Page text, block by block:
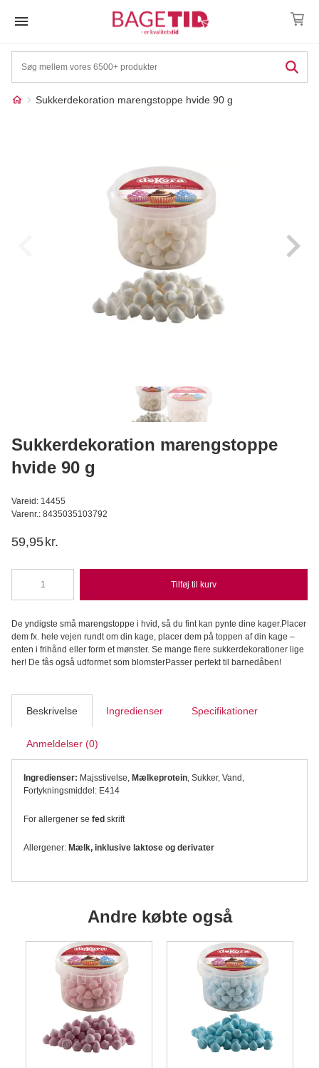
Sukkerdekoration marengstoppe hvide 90 g
Læg i kurv
Sukkerdekoration marengstoppe
hvide 90 g
Vareid: 14455
Varenr.: 8435035103792
59,95 kr.
Sukkerdekoration
marengstoppe
90
g
antal
Tilføj til kurv
De yndigste små marengstoppe i hvid, så du fint kan pynte dine kager.Placer
dem fx. hele vejen rundt om din kage, placer dem på toppen af din kage –
enten i frihånd eller form et mønster. Se mange flere sukkerdekorationer lige
her! De fås også udformet som blomsterPasser perfekt til barnedåben!
Beskrivelse Ingredienser Specifikationer
Anmeldelser (0)
Ingredienser: Majsstivelse, Mælkeprotein, Sukker, Vand,
Fortykningsmiddel: E414
For allergener se fed skrift
Allergener: Mælk, inklusive laktose og derivater
Andre købte også